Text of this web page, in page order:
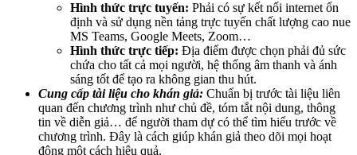
Hình thức trực tuyến: Phải có sự kết nối internet ổn
định và sử dụng nền tảng trực tuyến chất lượng cao nue
MS Teams, Google Meets, Zoom…
Hình thức trực tiếp: Địa điểm được chọn phải đủ sức
chứa cho tất cả mọi người, hệ thống âm thanh và ánh
sáng tốt để tạo ra không gian thu hút.
Cung cấp tài liệu cho khán giả: Chuẩn bị trước tài liệu liên
quan đến chương trình như chủ đề, tóm tắt nội dung, thông
tin về diễn giả… để người tham dự có thể tìm hiểu trước về
chương trình. Đây là cách giúp khán giả theo dõi mọi hoạt
động một cách hiệu quả.